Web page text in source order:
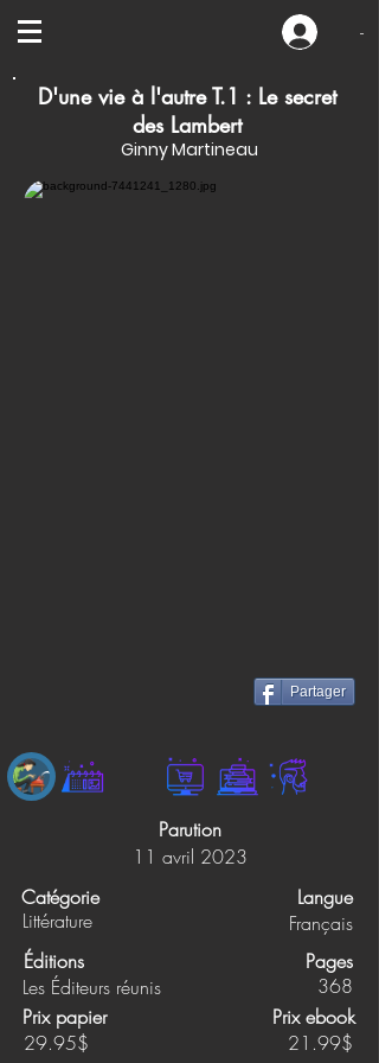
-
D'une vie à l'autre T.1 : Le secret
des Lambert
Ginny Martineau
Partager
Parution
11 avril 2023
Catégorie
Littérature
Langue
Français
Éditions
Les Éditeurs réunis
Pages
368
Prix papier
Prix ebook
29.95$
21.99$